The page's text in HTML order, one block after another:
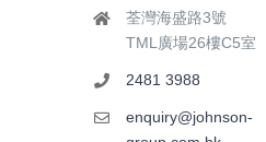
荃灣海盛路3號
TML廣場26樓C5室
2481 3988
enquiry@johnson-